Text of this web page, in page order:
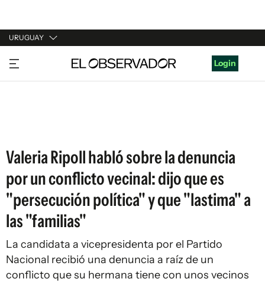
URUGUAY
URUGUAY
ARGENTINA
Login
Valeria Ripoll habló sobre la denuncia
por un conflicto vecinal: dijo que es
"persecución política" y que "lastima" a
las "familias"
La candidata a vicepresidenta por el Partido
Nacional recibió una denuncia a raíz de un
conflicto que su hermana tiene con unos vecinos